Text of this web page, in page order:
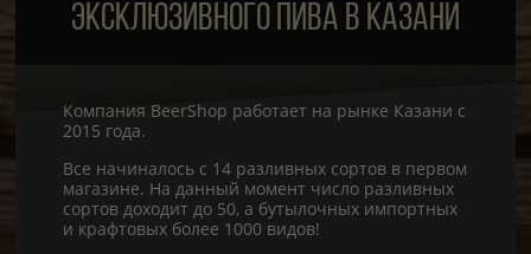
ЭКСКЛЮЗИВНОГО ПИВА В КАЗАНИ
Компания BeerShop работает на рынке Казани с
2015 года.
Все начиналось с 14 разливных сортов в первом
магазине. На данный момент число разливных
сортов доходит до 50, а бутылочных импортных
и крафтовых более 1000 видов!